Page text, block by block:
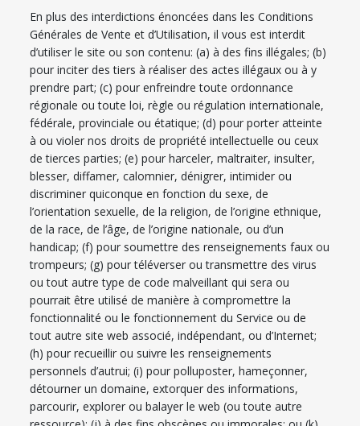
En plus des interdictions énoncées dans les Conditions
Générales de Vente et d’Utilisation, il vous est interdit
d’utiliser le site ou son contenu: (a) à des fins illégales; (b)
pour inciter des tiers à réaliser des actes illégaux ou à y
prendre part; (c) pour enfreindre toute ordonnance
régionale ou toute loi, règle ou régulation internationale,
fédérale, provinciale ou étatique; (d) pour porter atteinte
à ou violer nos droits de propriété intellectuelle ou ceux
de tierces parties; (e) pour harceler, maltraiter, insulter,
blesser, diffamer, calomnier, dénigrer, intimider ou
discriminer quiconque en fonction du sexe, de
l’orientation sexuelle, de la religion, de l’origine ethnique,
de la race, de l’âge, de l’origine nationale, ou d’un
handicap; (f) pour soumettre des renseignements faux ou
trompeurs; (g) pour téléverser ou transmettre des virus
ou tout autre type de code malveillant qui sera ou
pourrait être utilisé de manière à compromettre la
fonctionnalité ou le fonctionnement du Service ou de
tout autre site web associé, indépendant, ou d’Internet;
(h) pour recueillir ou suivre les renseignements
personnels d’autrui; (i) pour polluposter, hameçonner,
détourner un domaine, extorquer des informations,
parcourir, explorer ou balayer le web (ou toute autre